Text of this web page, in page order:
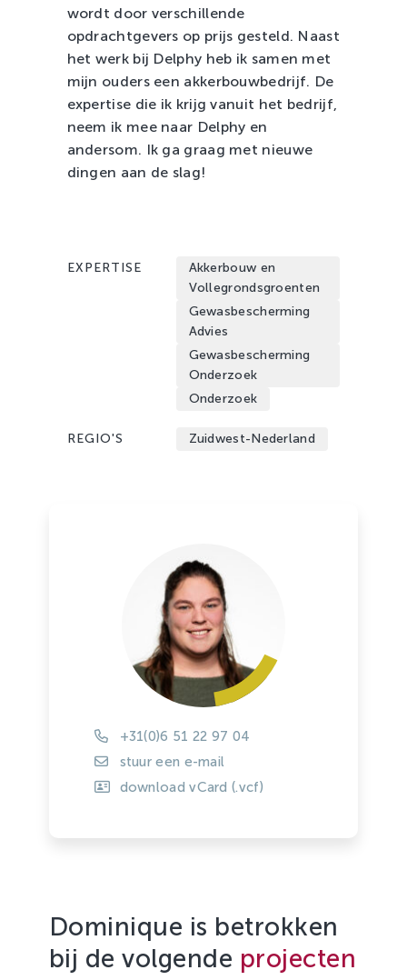
wordt door verschillende
opdrachtgevers op prijs gesteld. Naast
het werk bij Delphy heb ik samen met
mijn ouders een akkerbouwbedrijf. De
expertise die ik krijg vanuit het bedrijf,
neem ik mee naar Delphy en
andersom. Ik ga graag met nieuwe
dingen aan de slag!
EXPERTISE
Akkerbouw en
Vollegrondsgroenten
Gewasbescherming
Advies
Gewasbescherming
Onderzoek
Onderzoek
REGIO'S Zuidwest-Nederland
+31(0)6 51 22 97 04
stuur een e-mail
download vCard (.vcf)
Dominique is betrokken
bij de volgende projecten